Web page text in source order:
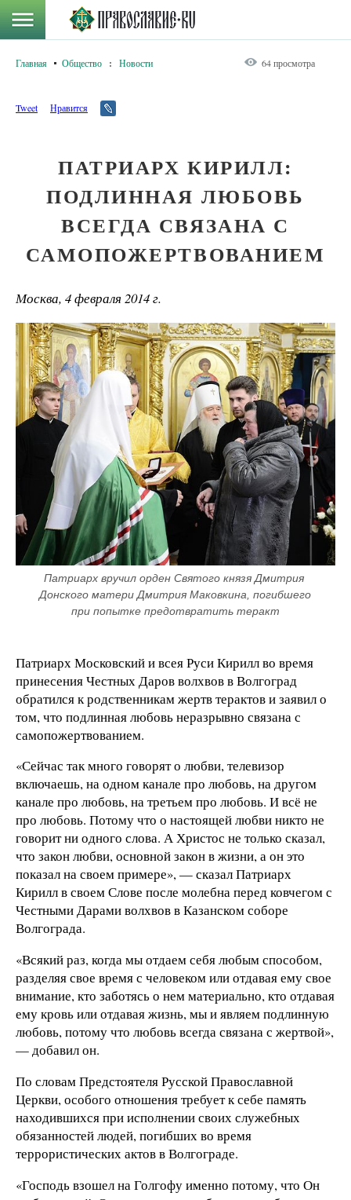
Главная Общество : Новости 64 просмотра
Tweet Нравится
ПАТРИАРХ КИРИЛЛ:
ПОДЛИННАЯ ЛЮБОВЬ
ВСЕГДА СВЯЗАНА С
САМОПОЖЕРТВОВАНИЕМ
Москва, 4 февраля 2014 г.
Патриарх вручил орден Святого князя Дмитрия
Донского матери Дмитрия Маковкина, погибшего
при попытке предотвратить теракт
Патриарх Московский и всея Руси Кирилл во время
принесения Честных Даров волхвов в Волгоград
обратился к родственникам жертв терактов и заявил о
том, что подлинная любовь неразрывно связана с
самопожертвованием.
«Сейчас так много говорят о любви, телевизор
включаешь, на одном канале про любовь, на другом
канале про любовь, на третьем про любовь. И всё не
про любовь. Потому что о настоящей любви никто не
говорит ни одного слова. А Христос не только сказал,
что закон любви, основной закон в жизни, а он это
показал на своем примере», — сказал Патриарх
Кирилл в своем Слове после молебна перед ковчегом с
Честными Дарами волхвов в Казанском соборе
Волгограда.
«Всякий раз, когда мы отдаем себя любым способом,
разделяя свое время с человеком или отдавая ему свое
внимание, кто заботясь о нем материально, кто отдавая
ему кровь или отдавая жизнь, мы и являем подлинную
любовь, потому что любовь всегда связана с жертвой»,
— добавил он.
По словам Предстоятеля Русской Православной
Церкви, особого отношения требует к себе память
находившихся при исполнении своих служебных
обязанностей людей, погибших во время
террористических актов в Волгограде.
«Господь взошел на Голгофу именно потому, что Он